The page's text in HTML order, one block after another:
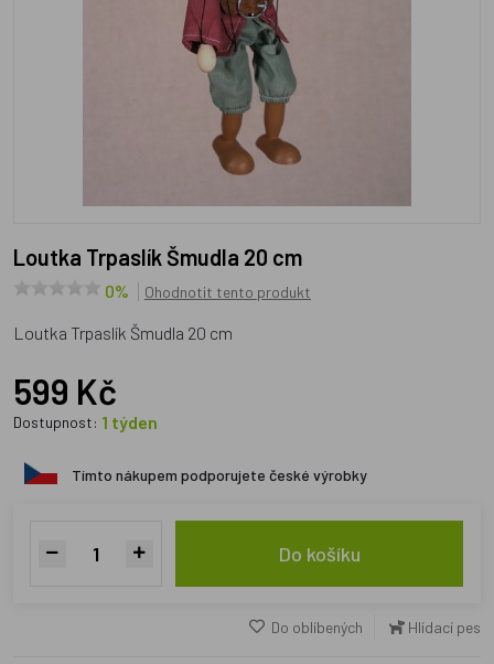
Loutka Trpaslík Šmudla 20 cm
0% Ohodnotit tento produkt
Loutka Trpaslík Šmudla 20 cm
599 Kč
Dostupnost: 1 týden
Tímto nákupem podporujete české výrobky
Do košíku
Do oblíbených Hlídací pes